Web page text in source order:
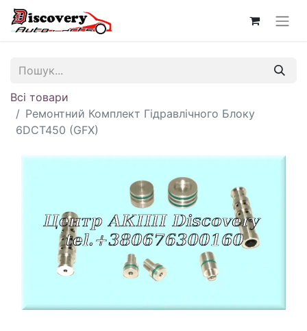
Всі товари
Ремонтний Комплект Гідравлічного Блоку
6DCT450 (GFX)